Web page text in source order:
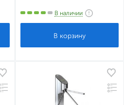
В наличии